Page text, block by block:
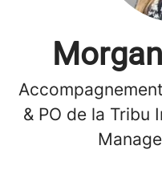
& PO de la Tribu